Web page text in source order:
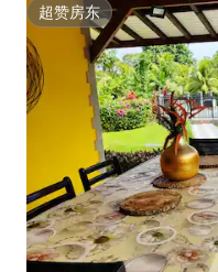
超赞房东
超赞房东